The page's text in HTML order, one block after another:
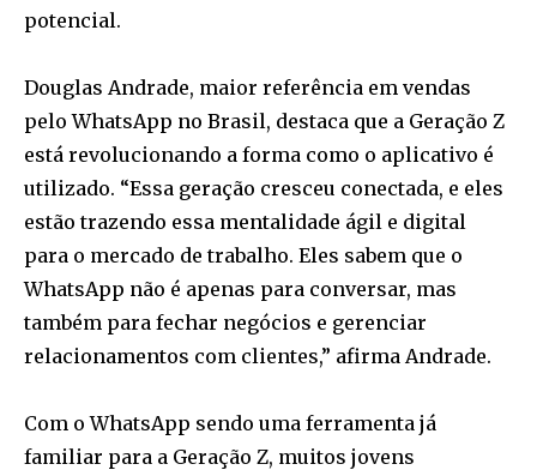
potencial.
Douglas Andrade, maior referência em vendas
pelo WhatsApp no Brasil, destaca que a Geração Z
está revolucionando a forma como o aplicativo é
utilizado. “Essa geração cresceu conectada, e eles
estão trazendo essa mentalidade ágil e digital
para o mercado de trabalho. Eles sabem que o
WhatsApp não é apenas para conversar, mas
também para fechar negócios e gerenciar
relacionamentos com clientes,” afirma Andrade.
Com o WhatsApp sendo uma ferramenta já
familiar para a Geração Z, muitos jovens